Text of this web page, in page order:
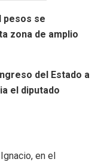
pesos se
zona de amplio
del Estado a
el diputado
en el